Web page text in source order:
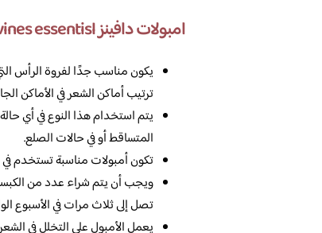
امبولات دافينز Davines essentisl
يكون مناسب جدًا لفروة الرأس
ترتيب أماكن الشعر في الأماكن
يتم استخدام هذا النوع في أي
المتساقط أو في حالات الصلع.
تكون أمبولات مناسبة تستخدم
ويجب أن يتم شراء عدد من
تصل إلى ثلاث مرات في الأسبوع
يعمل الأمبول على التخلل في